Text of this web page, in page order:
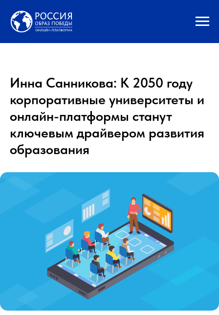
Инна Санникова: К 2050 году
корпоративные университеты и
онлайн-платформы станут
ключевым драйвером развития
образования